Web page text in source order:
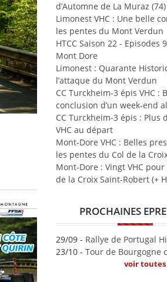
d’Automne de La Muraz (74)
Limonest VHC : Une belle
les pentes du Mont Verdun
HTCC Saison 22 - Episodes
Mont Dore
Limonest : Quarante
l’attaque du Mont Verdun
CC Turckheim-3 épis VHC :
conclusion d’un week-end
CC Turckheim-3 épis : Plus
VHC au départ
Mont-Dore VHC : Belles
les pentes du Col de la
Mont-Dore : Vingt VHC
de la Croix Saint-Robert (+
PROCHAINES
29/09 - Rallye de Portugal
23/10 - Tour de Bourgogne
voir toutes